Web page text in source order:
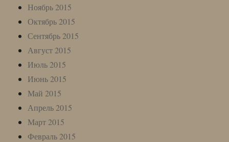
Ноябрь 2015
Октябрь 2015
Сентябрь 2015
Август 2015
Июль 2015
Июнь 2015
Май 2015
Апрель 2015
Март 2015
Февраль 2015